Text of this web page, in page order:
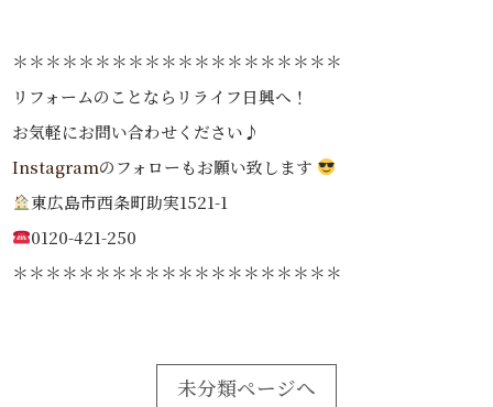
＊＊＊＊＊＊＊＊＊＊＊＊＊＊＊＊＊＊＊＊
リフォームのことならリライフ日興へ！
お気軽にお問い合わせください♪
Instagramのフォローもお願い致します
東広島市西条町助実1521-1
0120-421-250
＊＊＊＊＊＊＊＊＊＊＊＊＊＊＊＊＊＊＊＊
未分類ページへ